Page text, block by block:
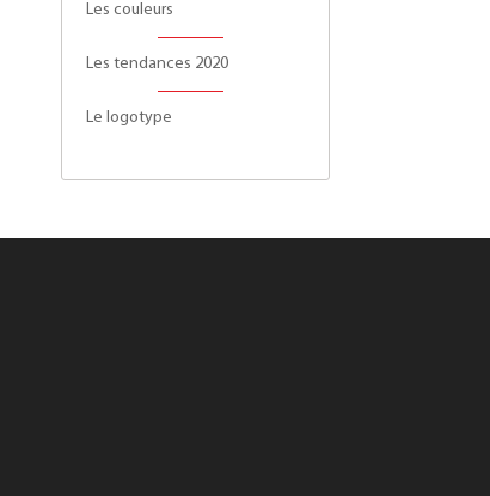
Les couleurs
Les tendances 2020
Le logotype